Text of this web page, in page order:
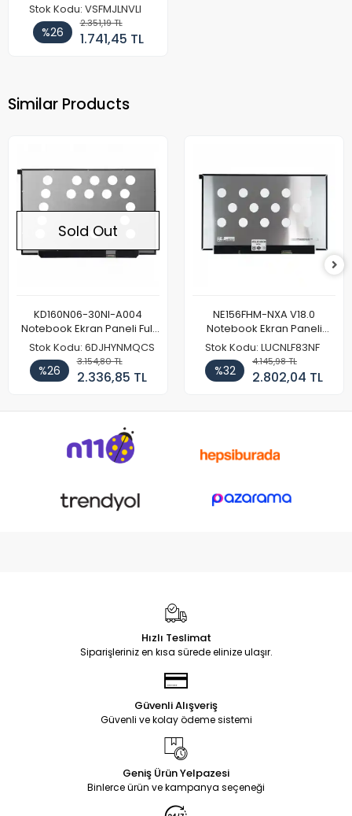
Stok Kodu: VSFMJLNVLI
%26
2.351,19 TL
1.741,45 TL
Similar Products
Sold Out
KD160N06-30NI-A004
Notebook Ekran Paneli Full
HD
Stok Kodu: 6DJHYNMQCS
%26
3.154,80 TL
2.336,85 TL
NE156FHM-NXA V18.0
Notebook Ekran Paneli
144Hz
Stok Kodu: LUCNLF83NF
%32
4.145,98 TL
2.802,04 TL
Hızlı Teslimat
Siparişleriniz en kısa sürede elinize ulaşır.
Güvenli Alışveriş
Güvenli ve kolay ödeme sistemi
Geniş Ürün Yelpazesi
Binlerce ürün ve kampanya seçeneği